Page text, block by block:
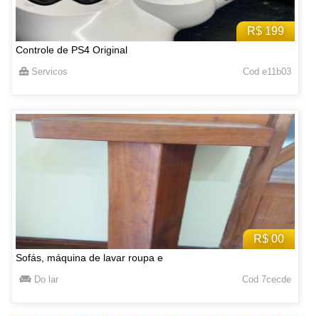
R$ 199
Controle de PS4 Original
Servicos Cod e11b03
R$ 00
Sofás, máquina de lavar roupa e
Do lar Cod 7cecde